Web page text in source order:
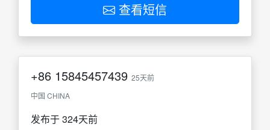
查看短信
+86 15845457439 25天前
中国 CHINA
发布于 324天前